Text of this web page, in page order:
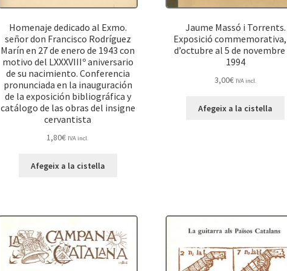
Homenaje dedicado al Exmo.
señor don Francisco Rodríguez
Marín en 27 de enero de 1943 con
motivo del LXXXVIIIº aniversario
de su nacimiento. Conferencia
pronunciada en la inauguración
de la exposición bibliográfica y
catálogo de las obras del insigne
cervantista
1,80€ IVA incl.
Afegeix a la cistella
Jaume Massó i Torrents.
Exposició commemorativa,
d’octubre al 5 de novembre
1994
3,00€ IVA incl.
Afegeix a la cistella